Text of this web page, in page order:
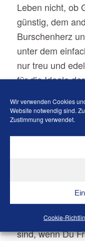
Wir verwenden Cookies
Website notwendig sind.
Zustimmung verwendet.
Cookie-
Leben nicht, ob
günstig, dem
Burschenherz
unter dem
nur treu und
für die Ideale
in unseren
keine Macht und
Unsere
Worten unsere
Wir beißen
was ein Corps
sind, wenn Du